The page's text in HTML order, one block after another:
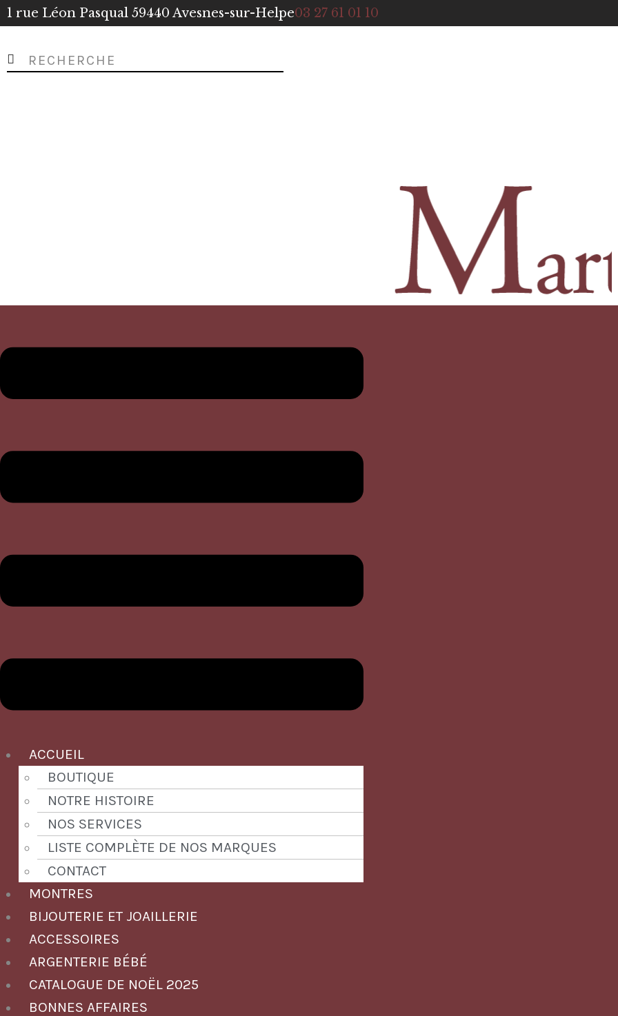
1 rue Léon Pasqual 59440 Avesnes-sur-Helpe03 27 61 01 10
ACCUEIL
BOUTIQUE
NOTRE HISTOIRE
NOS SERVICES
LISTE COMPLÈTE DE NOS MARQUES
CONTACT
MONTRES
BIJOUTERIE ET JOAILLERIE
ACCESSOIRES
ARGENTERIE BÉBÉ
CATALOGUE DE NOËL 2025
BONNES AFFAIRES